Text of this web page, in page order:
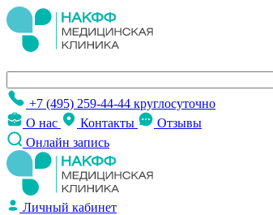
+7 (495) 259-44-44 круглосуточно
О нас
Контакты
Отзывы
Онлайн запись
Личный кабинет